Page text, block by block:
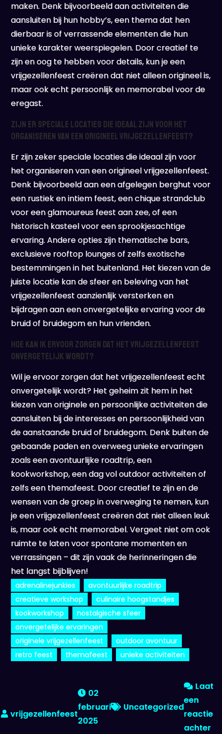
maken. Denk bijvoorbeeld aan activiteiten die
aansluiten bij hun hobby’s, een thema dat hen
dierbaar is of verrassende elementen die hun
unieke karakter weerspiegelen. Door creatief te
zijn en oog te hebben voor details, kun je een
vrijgezellenfeest creëren dat niet alleen origineel is,
maar ook echt persoonlijk en memorabel voor de
eregast.
Zijn er speciale locaties die ideaal zijn voor het
organiseren van een origineel vrijgezellenfeest?
Er zijn zeker speciale locaties die ideaal zijn voor
het organiseren van een origineel vrijgezellenfeest.
Denk bijvoorbeeld aan een afgelegen berghut voor
een rustiek en intiem feest, een chique strandclub
voor een glamoureus feest aan zee, of een
historisch kasteel voor een sprookjesachtige
ervaring. Andere opties zijn thematische bars,
exclusieve rooftop lounges of zelfs exotische
bestemmingen in het buitenland. Het kiezen van de
juiste locatie kan de sfeer en beleving van het
vrijgezellenfeest aanzienlijk versterken en
bijdragen aan een onvergetelijke ervaring voor de
bruid of bruidegom en hun vrienden.
Hoe kan ik ervoor zorgen dat het vrijgezellenfeest
onvergetelijk wordt?
Wil je ervoor zorgen dat het vrijgezellenfeest echt
onvergetelijk wordt? Het geheim zit hem in het
kiezen van originele en persoonlijke activiteiten die
aansluiten bij de interesses en persoonlijkheid van
de aanstaande bruid of bruidegom. Denk buiten de
gebaande paden en overweeg unieke ervaringen
zoals een avontuurlijke roadtrip, een
kookworkshop, een dag vol outdoor activiteiten of
zelfs een themafeest. Door creatief te zijn en de
wensen van de groep in overweging te nemen, kun
je een vrijgezellenfeest creëren dat niet alleen leuk
is, maar ook echt memorabel. Vergeet niet om ook
ruimte te laten voor spontane momenten en
verrassingen – dit zijn vaak de herinneringen die
het langst bijblijven!
adrenalinejunkies
avontuurlijke roadtrip
creatieve workshop
culinaire hoogstandjes
kookworkshop
nostalgische sfeer
onvergetelijke ervaringen
originele vrijgezellenfeest
outdoor avontuur
retro feest
themafeest unieke activiteiten
02
februari
2025
Uncategorized
Laat
een
reactie
achter